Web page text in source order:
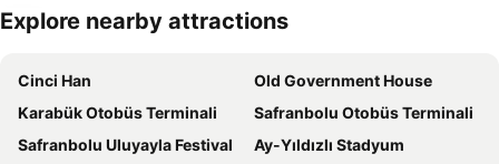
Haritayı genişlet
Explore nearby attractions
Cinci Han
Old Government House
Karabük Otobüs Terminali
Safranbolu Otobüs Terminali
Safranbolu Uluyayla Festival
Ay-Yıldızlı Stadyum